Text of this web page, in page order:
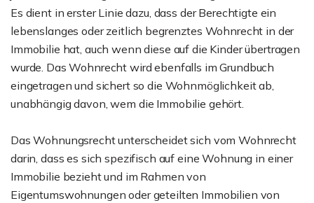
Es dient in erster Linie dazu, dass der Berechtigte ein
lebenslanges oder zeitlich begrenztes Wohnrecht in der
Immobilie hat, auch wenn diese auf die Kinder übertragen
wurde. Das Wohnrecht wird ebenfalls im Grundbuch
eingetragen und sichert so die Wohnmöglichkeit ab,
unabhängig davon, wem die Immobilie gehört.
Das Wohnungsrecht unterscheidet sich vom Wohnrecht
darin, dass es sich spezifisch auf eine Wohnung in einer
Immobilie bezieht und im Rahmen von
Eigentumswohnungen oder geteilten Immobilien von